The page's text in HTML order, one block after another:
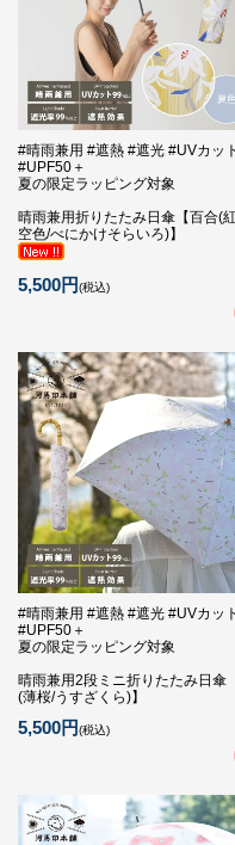
#晴雨兼用 #遮熱 #遮光 #UVカット
#UPF50＋
夏の限定ラッピング対象
晴雨兼用折りたたみ日傘【百合(
空色/べにかけそらいろ)】
5,500円(税込)
#晴雨兼用 #遮熱 #遮光 #UVカット
#UPF50＋
夏の限定ラッピング対象
晴雨兼用2段ミニ折りたたみ日傘
(薄桜/うすざくら)】
5,500円(税込)